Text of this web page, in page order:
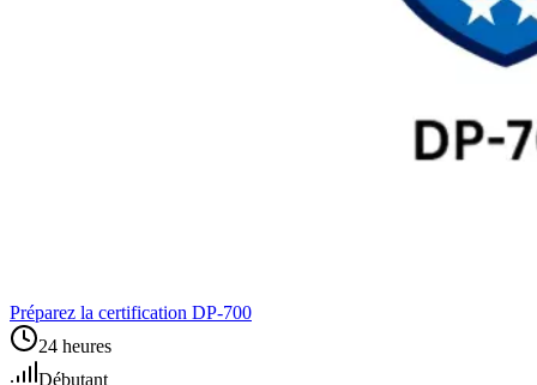
Préparez la certification DP‑700
24 heures
Débutant